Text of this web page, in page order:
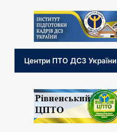
Центри ПТО ДСЗ України